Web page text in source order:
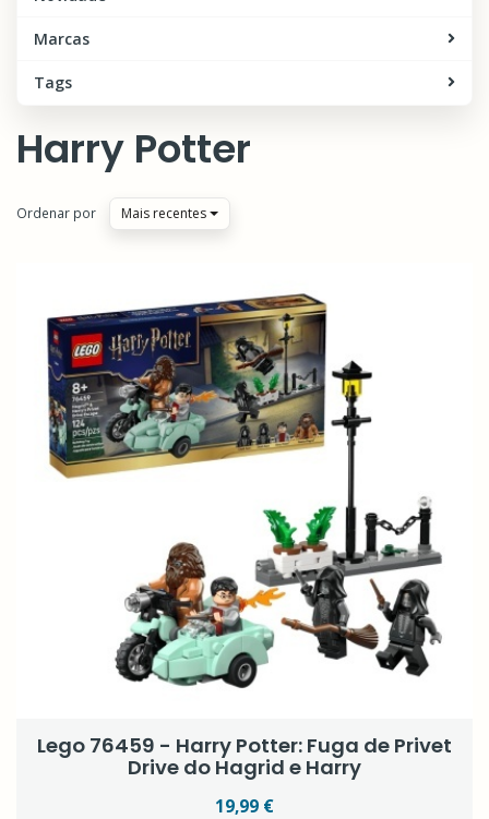
Marcas
Tags
Harry Potter
Ordenar por Mais recentes
Lego 76459 - Harry Potter: Fuga de Privet
Drive do Hagrid e Harry
19,99 €